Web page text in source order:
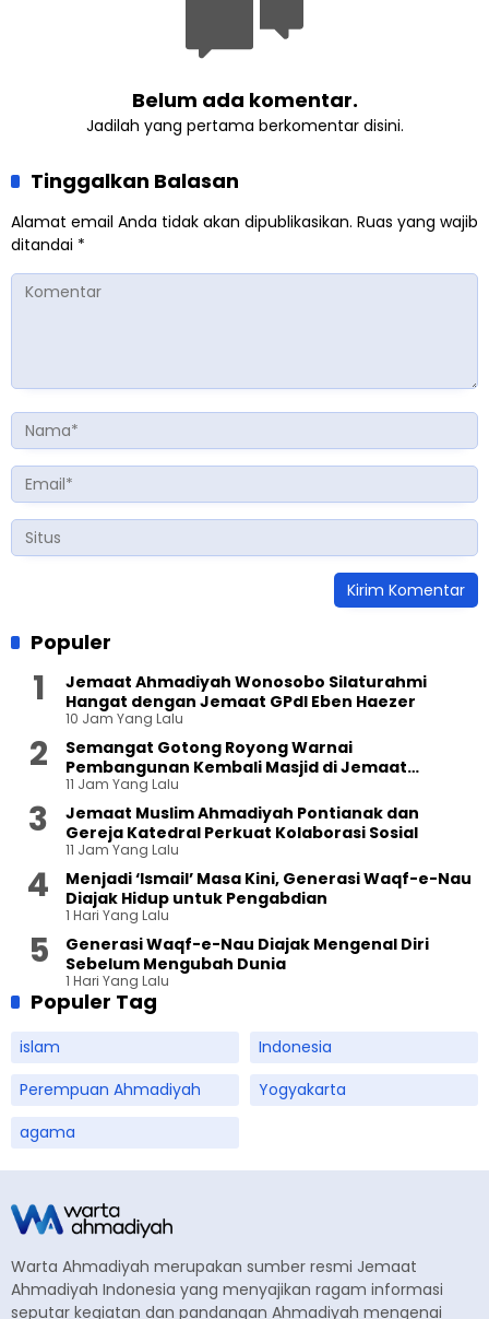
Belum ada komentar.
Jadilah yang pertama berkomentar disini.
Tinggalkan Balasan
Alamat email Anda tidak akan dipublikasikan. Ruas yang wajib
ditandai *
Populer
Jemaat Ahmadiyah Wonosobo Silaturahmi
Hangat dengan Jemaat GPdI Eben Haezer
10 Jam Yang Lalu
Semangat Gotong Royong Warnai
Pembangunan Kembali Masjid di Jemaat
Ahmadiyah Sukapura
11 Jam Yang Lalu
Jemaat Muslim Ahmadiyah Pontianak dan
Gereja Katedral Perkuat Kolaborasi Sosial
11 Jam Yang Lalu
Menjadi ‘Ismail’ Masa Kini, Generasi Waqf-e-Nau
Diajak Hidup untuk Pengabdian
1 Hari Yang Lalu
Generasi Waqf-e-Nau Diajak Mengenal Diri
Sebelum Mengubah Dunia
1 Hari Yang Lalu
Populer Tag
islam
Indonesia
Perempuan Ahmadiyah
Yogyakarta
agama
Warta Ahmadiyah merupakan sumber resmi Jemaat
Ahmadiyah Indonesia yang menyajikan ragam informasi
seputar kegiatan dan pandangan Ahmadiyah mengenai